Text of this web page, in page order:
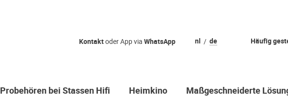
Häufig
nl de
Kontaktoder App via WhatsApp
Probehören bei Stassen Hifi Heimkino Maßgeschneiderte